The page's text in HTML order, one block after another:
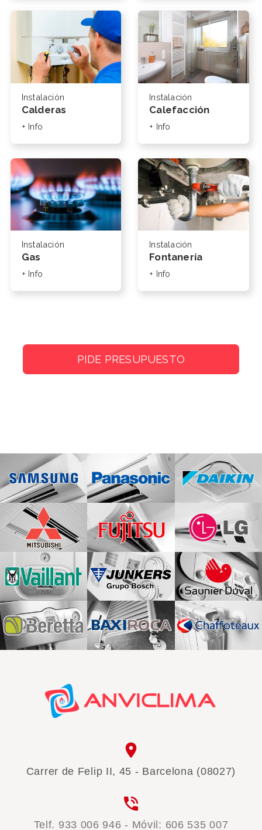
Instalación
Calderas
+ Info
Instalación
Calefacción
+ Info
Instalación
Gas
+ Info
Instalación
Fontanería
+ Info
PIDE PRESUPUESTO
place
Carrer de Felip II, 45 - Barcelona (08027)
phone_in_talk
Telf. 933 006 946 - Móvil: 606 535 007